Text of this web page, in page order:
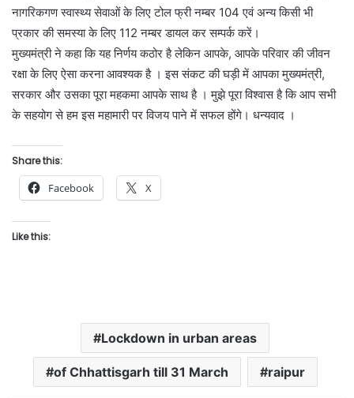
नागरिकगण स्वास्थ्य सेवाओं के लिए टोल फ्री नम्बर 104 एवं अन्य किसी भी
प्रकार की समस्या के लिए 112 नम्बर डायल कर सम्पर्क करें।
मुख्यमंत्री ने कहा कि यह निर्णय कठोर है लेकिन आपके, आपके परिवार की जीवन
रक्षा के लिए ऐसा करना आवश्यक है । इस संकट की घड़ी में आपका मुख्यमंत्री,
सरकार और उसका पूरा महकमा आपके साथ है । मुझे पूरा विश्वास है कि आप सभी
के सहयोग से हम इस महामारी पर विजय पाने में सफल होंगे। धन्यवाद ।
Share this:
Facebook X
Like this:
Lockdown in urban areas
of Chhattisgarh till 31 March raipur